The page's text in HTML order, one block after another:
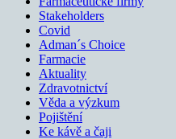
Stakeholders
Covid
Adman´s Choice
Farmacie
Aktuality
Zdravotnictví
Věda a výzkum
Pojištění
Ke kávě a čaji